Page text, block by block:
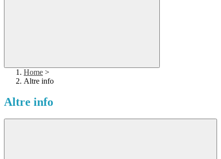
Home >
Altre info
Altre info